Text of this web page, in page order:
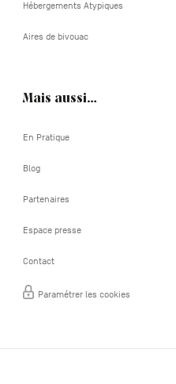
Hébergements Atypiques
Aires de bivouac
Mais aussi…
En Pratique
Blog
Partenaires
Espace presse
Contact
Paramétrer les cookies